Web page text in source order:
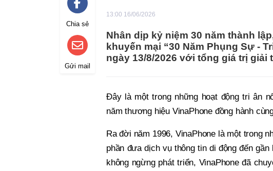
Chia sẻ
Gửi mail
13:00 16/06/2026
Nhân dịp kỷ niệm 30 năm thành
khuyến mại “30 Năm Phụng Sự -
ngày 13/8/2026 với tổng giá trị
Đây là một trong những hoạt động tri ân
năm thương hiệu VinaPhone đồng hành
Ra đời năm 1996, VinaPhone là một trong
phần đưa dịch vụ thông tin di động đến
không ngừng phát triển, VinaPhone đã